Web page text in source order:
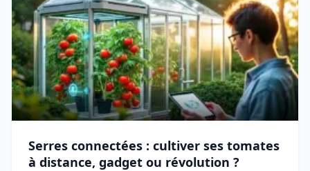
Serres connectées : cultiver ses tomates
à distance, gadget ou révolution ?